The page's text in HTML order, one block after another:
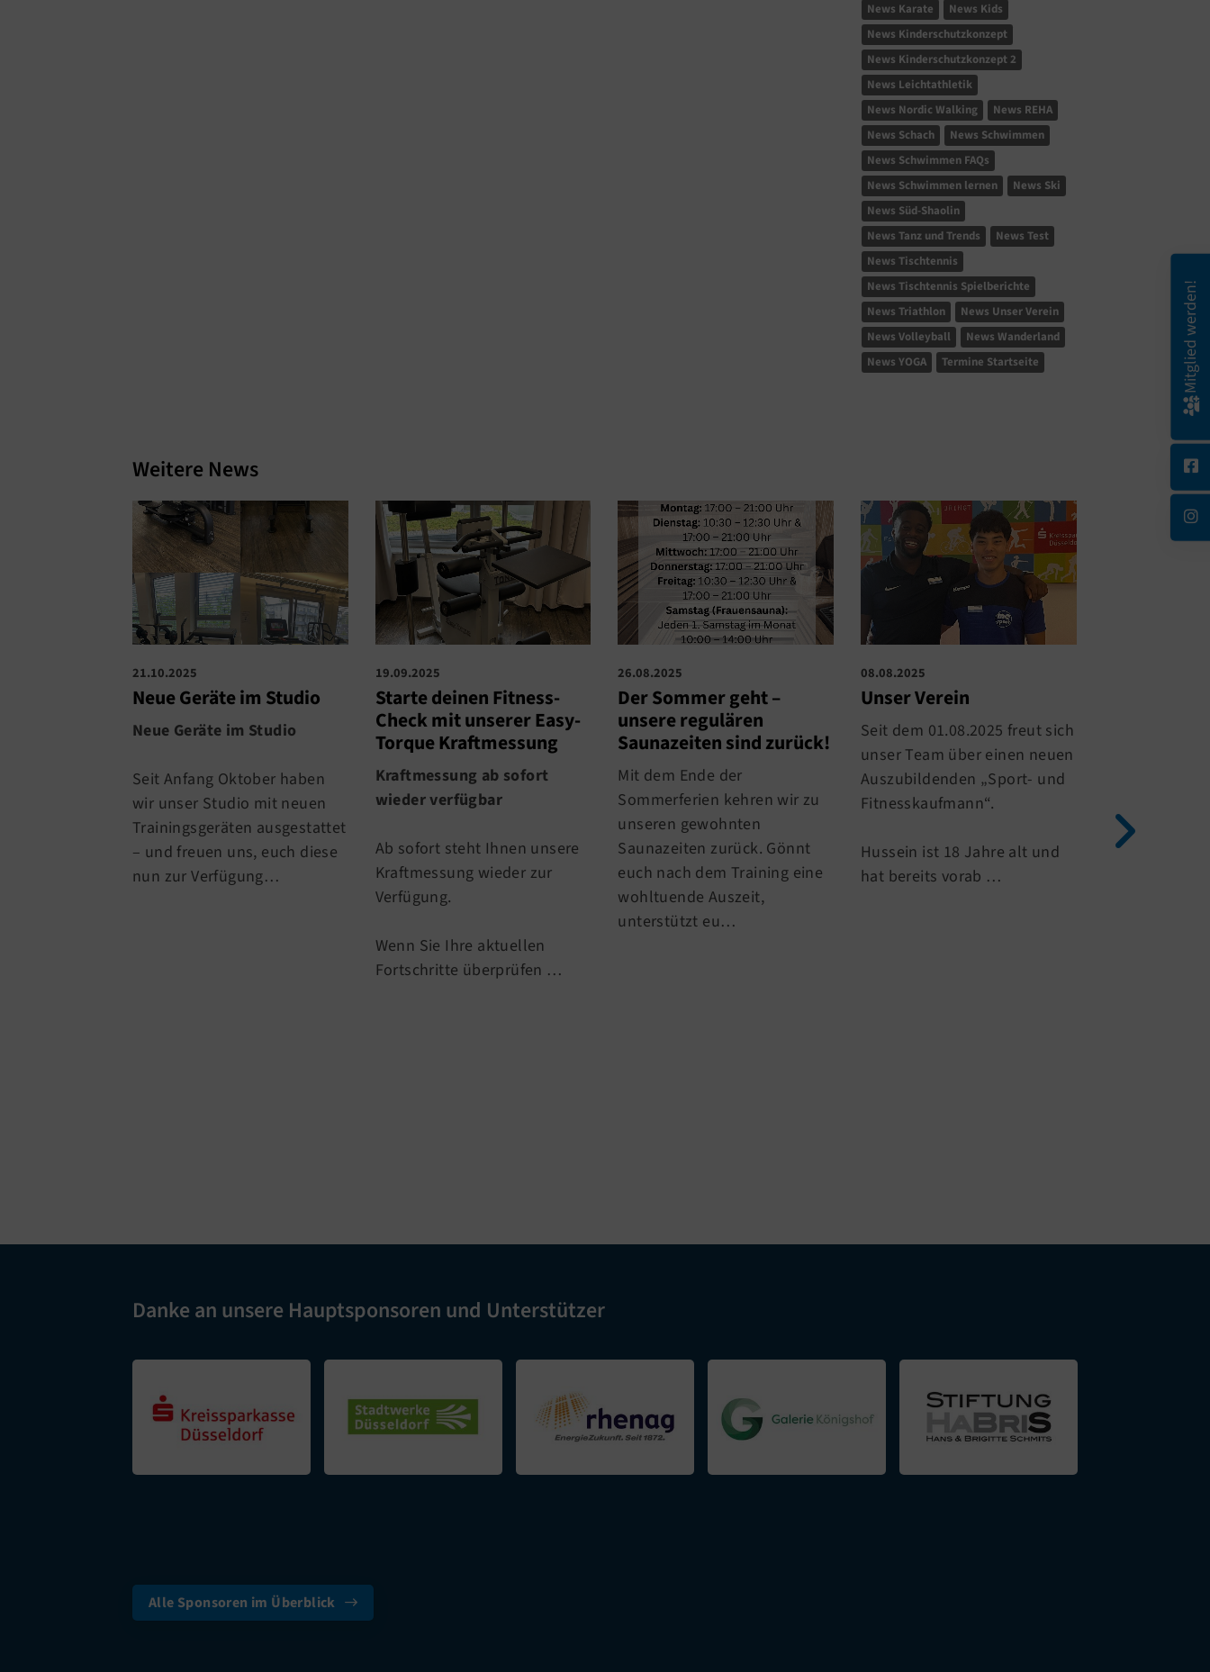
News Karate
News Kids
News Kinderschutzkonzept
News Kinderschutzkonzept 2
News Leichtathletik
News Nordic Walking
News REHA
News Schach
News Schwimmen
News Schwimmen FAQs
News Schwimmen lernen
News Ski
News Süd-Shaolin
News Tanz und Trends
News Test
News Tischtennis
News Tischtennis Spielberichte
News Triathlon
News Unser Verein
News Volleyball
News Wanderland
News YOGA
Termine Startseite
Weitere News
21.10.2025
Neue Geräte im Studio
Neue Geräte im Studio
Seit Anfang Oktober haben
wir unser Studio mit neuen
Trainingsgeräten ausgestattet
– und freuen uns, euch diese
nun zur Verfügung…
19.09.2025
Starte deinen Fitness-
Check mit unserer Easy-
Torque Kraftmessung
Kraftmessung ab sofort
wieder verfügbar
Ab sofort steht Ihnen unsere
Kraftmessung wieder zur
Verfügung.
Wenn Sie Ihre aktuellen
Fortschritte überprüfen …
26.08.2025
Der Sommer geht –
unsere regulären
Saunazeiten sind zurück!
Mit dem Ende der
Sommerferien kehren wir zu
unseren gewohnten
Saunazeiten zurück. Gönnt
euch nach dem Training eine
wohltuende Auszeit,
unterstützt eu…
08.08.2025
Unser Verein
Seit dem 01.08.2025 freut sich
unser Team über einen neuen
Auszubildenden „Sport- und
Fitnesskaufmann“.
Hussein ist 18 Jahre alt und
hat bereits vorab …
Dank der
Danke an unsere Hauptsponsoren und Unterstützer
Alle Sponsoren im Überblick
Mitglied werden!